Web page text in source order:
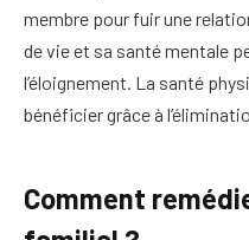
membre pour fuir une
de vie et sa santé mentale
l’éloignement. La santé
bénéficier grâce à
Comment